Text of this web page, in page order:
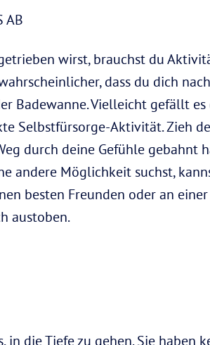
AB
wirst, brauchst du
dass du dich
Badewanne. Vielleicht gefällt
Selbstfürsorge-Aktivität. Zieh
durch deine Gefühle gebahnt
andere Möglichkeit suchst,
besten Freunden oder an
austoben.
in die Tiefe zu gehen. Sie haben